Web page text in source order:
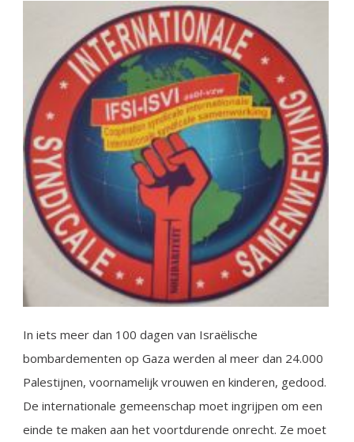
In iets meer dan 100 dagen van Israëlische
bombardementen op Gaza werden al meer dan 24.000
Palestijnen, voornamelijk vrouwen en kinderen, gedood.
De internationale gemeenschap moet ingrijpen om een
einde te maken aan het voortdurende onrecht. Ze moet